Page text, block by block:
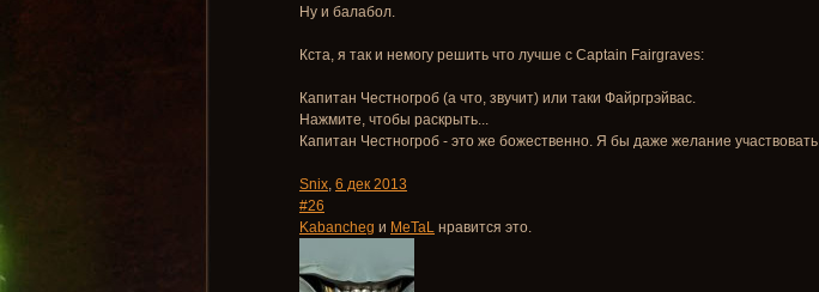
Ну и балабол.
Кста, я так и немогу решить что лучше с Captain Fairgraves:
Капитан Честногроб (а что, звучит) или таки Файргрэйвас.
Нажмите, чтобы раскрыть...
Капитан Честногроб - это же божественно. Я бы даже желание
Snix, 6 дек 2013
#26
Kabancheg и MeTaL нравится это.